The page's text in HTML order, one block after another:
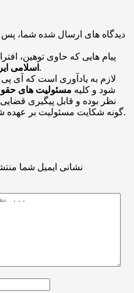
دیدگاه های ارسال شده شما،
پیام هایی که حاوی توهین،
اسلامی باشد منتشر نخواهد شد.
لازم به یادآوری است که آی
شود و کلیه مسئولیت های
نظر بوده و قابل پیگیری
گونه شکایت مسئولیت بر عهده شخص نظر دهنده خواهد بود.
نشانی ایمیل شما